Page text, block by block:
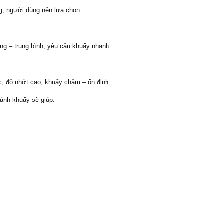
người dùng nên lựa chọn:
– trung bình, yêu cầu khuấy nhanh
độ nhớt cao, khuấy chậm – ổn định
khuấy sẽ giúp: